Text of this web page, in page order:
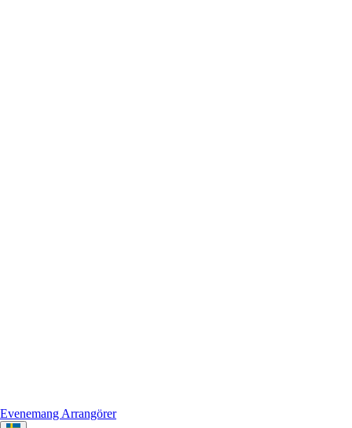
Evenemang Arrangörer